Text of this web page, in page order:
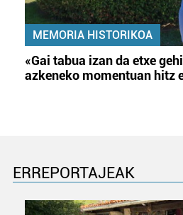
MEMORIA HISTORIKOA
«Gai tabua izan da etxe
azkeneko momentuan hitz
ERREPORTAJEAK